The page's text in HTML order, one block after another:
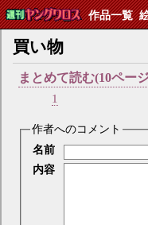
作品一覧
買い物
まとめて読む(10ペー
1
作者へのコメント
名前
内容